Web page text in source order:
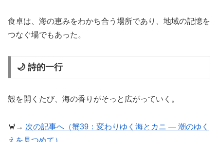
食卓は、海の恵みをわかち合う場所であり、地域の記憶を
つなぐ場でもあった。
🌙 詩的一行
殻を開くたび、海の香りがそっと広がっていく。
🦀→ 次の記事へ（蟹39：変わりゆく海とカニ ― 潮のゆく
えを見つめて）